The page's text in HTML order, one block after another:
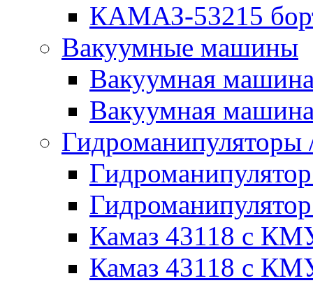
КАМАЗ-53215
Вакуумные машины
Вакуумная
Вакуумная
Камаз 43118 с
Камаз 43118 с